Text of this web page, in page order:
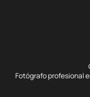
Fotógrafo profesional